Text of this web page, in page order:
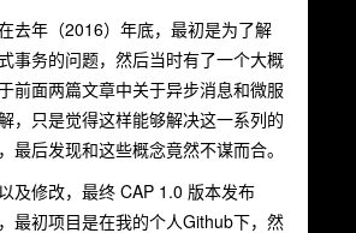
去年（2016）年底，最初是为了解
事务的问题，然后当时有了一个大概
前面两篇文章中关于异步消息和微服
，只是觉得这样能够解决这一系列的
最后发现和这些概念竟然不谋而合。
及修改，最终 CAP 1.0 版本发布
最初项目是在我的个人Github下，然